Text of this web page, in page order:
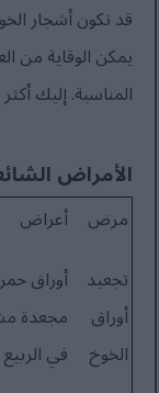
قد تكون أشجار
يمكن الوقاية من
المناسبة. إليك
الأمراض
مرض أعراض
تجعيد
أوراق
الخوخ
أوراق
مجعدة
في الربيع